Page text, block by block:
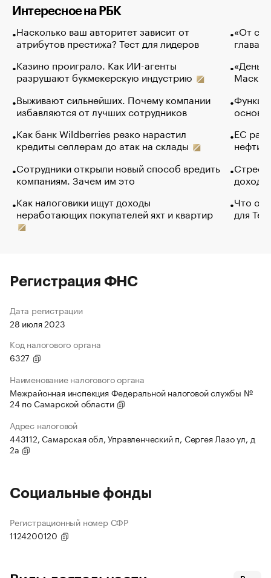
Интересное на РБК
Насколько ваш авторитет зависит от
атрибутов престижа? Тест для лидеров
Казино проиграло. Как ИИ-агенты
разрушают букмекерскую индустрию
Выживают сильнейших. Почему компании
избавляются от лучших сотрудников
Как банк Wildberries резко нарастил
кредиты селлерам до атак на склады
Сотрудники открыли новый способ вредить
компаниям. Зачем им это
Как налоговики ищут доходы
неработающих покупателей яхт и квартир
«От
глава
Маск в
основ
ЕС
нефти
Что
для
Регистрация ФНС
Дата регистрации
28 июля 2023
Код налогового органа
6327
Наименование налогового органа
Межрайонная инспекция Федеральной налоговой службы №
24 по Самарской области
Адрес налоговой
443112, Самарская обл, Управленческий п, Сергея Лазо ул, д
2а
Социальные фонды
Регистрационный номер СФР
1124200120